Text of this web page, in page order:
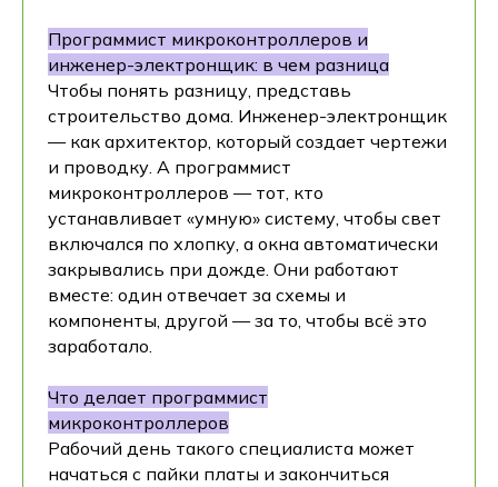
Программист микроконтроллеров и
инженер-электронщик: в чем разница
Чтобы понять разницу, представь
строительство дома. Инженер-электронщик
— как архитектор, который создает чертежи
и проводку. А программист
микроконтроллеров — тот, кто
устанавливает «умную» систему, чтобы свет
включался по хлопку, а окна автоматически
закрывались при дожде. Они работают
вместе: один отвечает за схемы и
компоненты, другой — за то, чтобы всё это
заработало.
Что делает программист
микроконтроллеров
Рабочий день такого специалиста может
начаться с пайки платы и закончиться